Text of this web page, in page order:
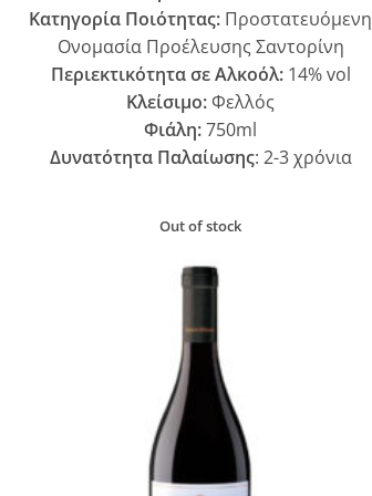
Κατηγορία Ποιότητας: Προστατευόμενη
Ονομασία Προέλευσης Σαντορίνη
Περιεκτικότητα σε Αλκοόλ:14% vol
Κλείσιμο:Φελλός
Φιάλη:750ml
Δυνατότητα Παλαίωσης: 2-3 χρόνια
Out of stock